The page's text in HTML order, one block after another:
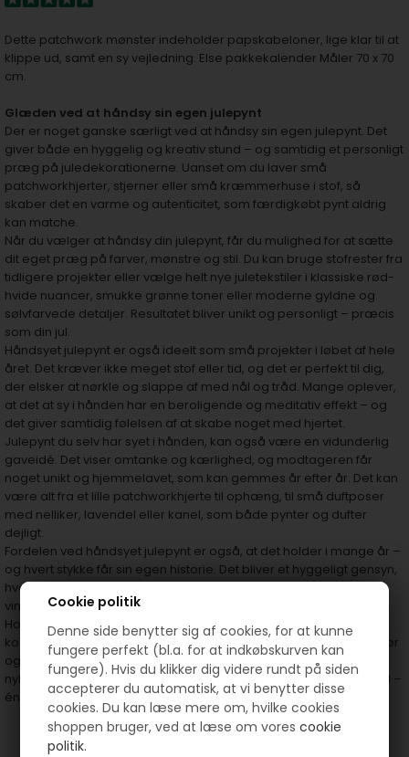
Cookie politik
Denne side benytter sig af cookies, for at kunne
fungere perfekt (bl.a. for at indkøbskurven kan
fungere). Hvis du klikker dig videre rundt på siden
accepterer du automatisk, at vi benytter disse
cookies. Du kan læse mere om, hvilke cookies
shoppen bruger, ved at læse om vorescookie
politik.
Dette patchwork mønster indeholder papskabeloner, lige klar til at
klippe ud, samt en sy vejledning. Else pakkekalender Måler 70 x 70
cm.
Glæden ved at håndsy sin egen julepynt
Der er noget ganske særligt ved at håndsy sin egen julepynt. Det
giver både en hyggelig og kreativ stund – og samtidig et personligt
præg på juledekorationerne. Uanset om du laver små
patchworkhjerter, stjerner eller små kræmmerhuse i stof, så
skaber det en varme og autenticitet, som færdigkøbt pynt aldrig
kan matche.
Når du vælger at håndsy din julepynt, får du mulighed for at sætte
dit eget præg på farver, mønstre og stil. Du kan bruge stofrester fra
tidligere projekter eller vælge helt nye juletekstiler i klassiske rød-
hvide nuancer, smukke grønne toner eller moderne gyldne og
sølvfarvede detaljer. Resultatet bliver unikt og personligt – præcis
som din jul.
Håndsyet julepynt er også ideelt som små projekter i løbet af hele
året. Det kræver ikke meget stof eller tid, og det er perfekt til dig,
der elsker at nørkle og slappe af med nål og tråd. Mange oplever,
at det at sy i hånden har en beroligende og meditativ effekt – og
det giver samtidig følelsen af at skabe noget med hjertet.
Julepynt du selv har syet i hånden, kan også være en vidunderlig
gaveidé. Det viser omtanke og kærlighed, og modtageren får
noget unikt og hjemmelavet, som kan gemmes år efter år. Det kan
være alt fra et lille patchworkhjerte til ophæng, til små duftposer
med nelliker, lavendel eller kanel, som både pynter og dufter
dejligt.
Fordelen ved håndsyet julepynt er også, at det holder i mange år –
og hvert stykke får sin egen historie. Det bliver et hyggeligt gensyn,
hver gang du finder pynten frem fra kassen og hænger den op i
vinduet, på træet eller i en gren i vasen.
Hos HANNES patchwork finder du alt, hvad du skal bruge til at
komme i gang: skabeloner, stofpakker med julemotiver, sytilbehør
og inspiration til dine egne kreative projekter. Uanset om du er
nybegynder eller erfaren, kan du skabe din helt egen magiske jul –
én sting ad gangen.